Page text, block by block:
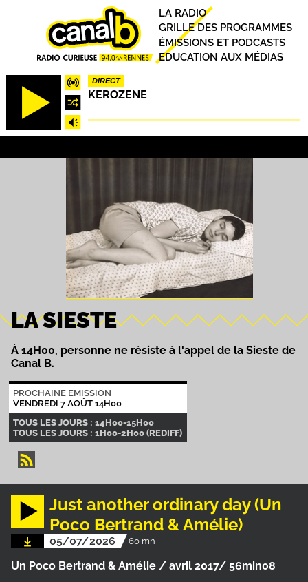
DIRECT
KEROZENE
Principal
LA RADIO
GRILLE DES PROGRAMMES
ÉMISSIONS ET PODCASTS
EDUCATION AUX MÉDIAS
LA SIESTE
À 14H00, personne ne résiste à l'appel de la Sieste de
Canal B.
PROCHAINE EMISSION
VENDREDI 7 AOÛT 14H00
TOUS LES JOURS : 14H00-15H00
TOUS LES JOURS : 1H00-2H00 (REDIFF)
Just another ordinary day (Un
Poco Bertrand & Amélie)
05/07/2026 60 mn
Un Poco Bertrand & Amélie / avril 2017/ 56min08